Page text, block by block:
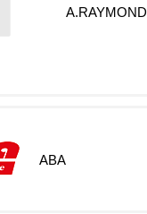
A.RAYMOND
ABA